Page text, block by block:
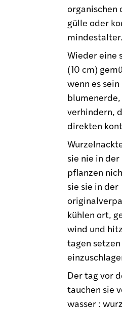
organischen
gülle oder
Wieder eine
(10 cm)
wenn es
blumenerde,
verhindern,
direkten
sie nie in
pflanzen
sie sie in der
kühlen ort,
wind und
tagen setzen
Der tag vor
tauchen sie
wasser :